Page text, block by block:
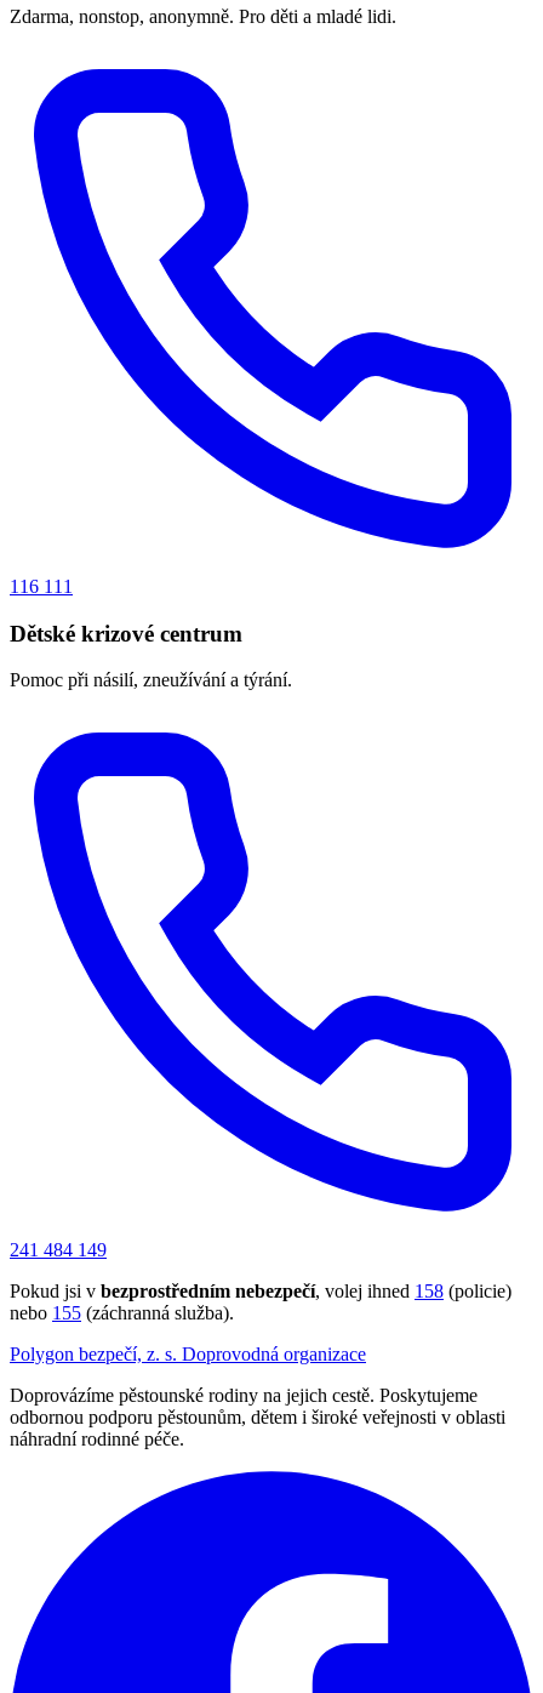
Zdarma, nonstop, anonymně. Pro děti a mladé lidi.
116 111
Dětské krizové centrum
Pomoc při násilí, zneužívání a týrání.
241 484 149
Pokud jsi v bezprostředním nebezpečí, volej ihned 158 (policie)
nebo 155 (záchranná služba).
Polygon bezpečí, z. s. Doprovodná organizace
Doprovázíme pěstounské rodiny na jejich cestě. Poskytujeme
odbornou podporu pěstounům, dětem i široké veřejnosti v oblasti
náhradní rodinné péče.